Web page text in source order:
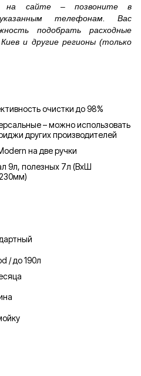
на сайте – позвоните в
телефонам. Вас
подобрать расходные
и другие регионы (только
очистки до 98%
– можно использовать
других производителей
на две ручки
9л, полезных 7л (ВхШ
/ до 190л